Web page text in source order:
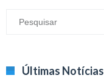
Últimas Notícias